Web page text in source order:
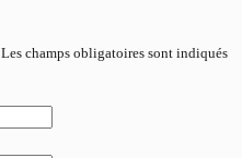
Les champs obligatoires sont indiqués